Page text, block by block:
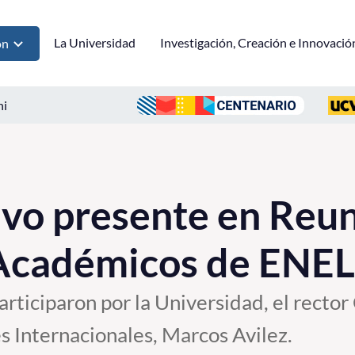
La Universidad Investigación, Creación e
presente en
de ENEL
por la Universidad, el
Internacionales, Marcos Avilez.